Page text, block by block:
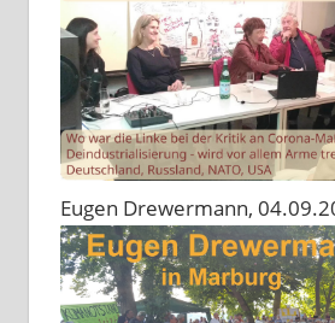
Eugen Drewermann,